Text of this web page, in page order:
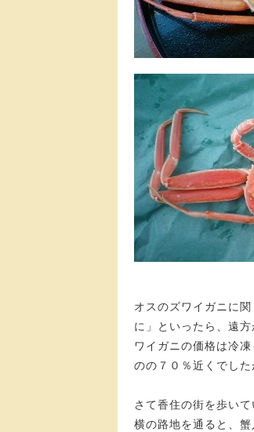
オスのズワイガニに
に」といったら、遠
ワイガニの価格は冷
のの７０％近くでした
さて香住の街を歩い
横の路地を通ると、